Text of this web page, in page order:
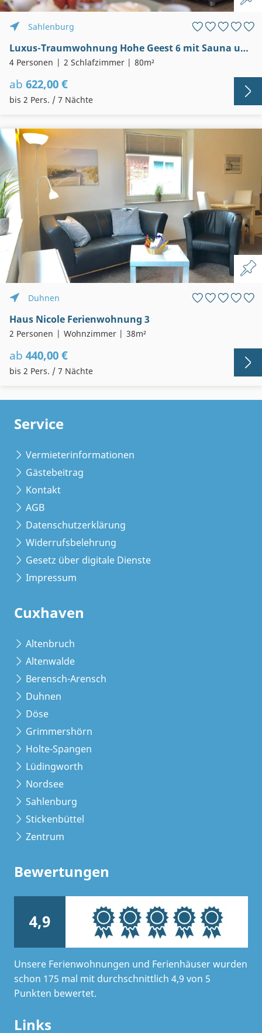
Sahlenburg
Luxus-Traumwohnung Hohe Geest 6 mit Sauna und großem Balkon zum Meer
4 Personen 2 Schlafzimmer 80m²
ab 622,00 €
bis 2 Pers. / 7 Nächte
Duhnen
Haus Nicole Ferienwohnung 3
2 Personen Wohnzimmer 38m²
ab 440,00 €
bis 2 Pers. / 7 Nächte
Service
Vermieterinformationen
Gästebeitrag
Kontakt
AGB
Datenschutzerklärung
Widerrufsbelehrung
Gesetz über digitale Dienste
Impressum
Cuxhaven
Altenbruch
Altenwalde
Berensch-Arensch
Duhnen
Döse
Grimmershörn
Holte-Spangen
Lüdingworth
Nordsee
Sahlenburg
Stickenbüttel
Zentrum
Bewertungen
4,9
Unsere Ferienwohnungen und Ferienhäuser wurden
schon 175 mal mit durchschnittlich 4,9 von 5
Punkten bewertet.
Links